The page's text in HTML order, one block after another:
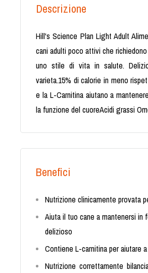
Descrizione
Hill's Science Plan Light Adult
cani adulti poco attivi che
uno stile di vita in salute.
varieta.15% di calorie in meno
e la L-Carnitina aiutano a
la funzione del cuoreAcidi grassi
Benefici
Nutrizione clinicamente provata
Aiuta il tuo cane a mantenersi
delizioso
Contiene L-carnitina per aiutare
Nutrizione correttamente